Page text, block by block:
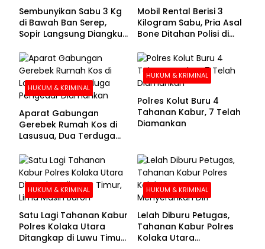
Sembunyikan Sabu 3 Kg
di Bawah Ban Serep,
Sopir Langsung Diangkut
Mobil Rental Berisi 3
Kilogram Sabu, Pria Asal
Bone Ditahan Polisi di
HUKUM & KRIMINAL
Aparat Gabungan
Gerebek Rumah Kos di
Lasusua, Dua Terduga
HUKUM & KRIMINAL
Polres Kolut Buru 4
Tahanan Kabur, 7 Telah
Diamankan
HUKUM & KRIMINAL
Satu Lagi Tahanan Kabur
Polres Kolaka Utara
Ditangkap di Luwu Timur,
HUKUM & KRIMINAL
Lelah Diburu Petugas,
Tahanan Kabur Polres
Kolaka Utara